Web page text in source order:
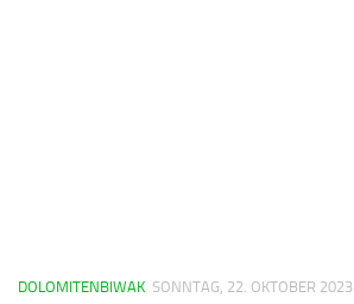
DOLOMITENBIWAK SONNTAG, 22. OKTOBER 2023